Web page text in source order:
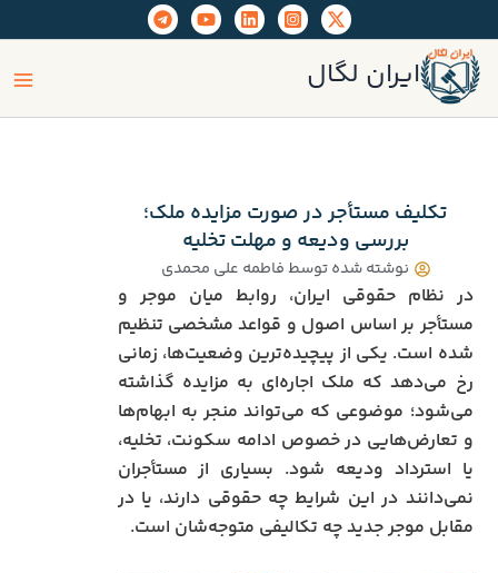
به
محتوا
ایران لگال
تکلیف مستأجر در صورت مزایده ملک؛
بررسی ودیعه و مهلت تخلیه
نوشته شده توسطفاطمه علی محمدی
در نظام حقوقی ایران، روابط میان موجر و
مستأجر بر اساس اصول و قواعد مشخصی تنظیم
شده است. یکی از پیچیده‌ترین وضعیت‌ها، زمانی
رخ می‌دهد که ملک اجاره‌ای به مزایده گذاشته
می‌شود؛ موضوعی که می‌تواند منجر به ابهام‌ها
و تعارض‌هایی در خصوص ادامه سکونت، تخلیه،
یا استرداد ودیعه شود. بسیاری از مستأجران
نمی‌دانند در این شرایط چه حقوقی دارند، یا در
مقابل موجر جدید چه تکالیفی متوجه‌شان است.